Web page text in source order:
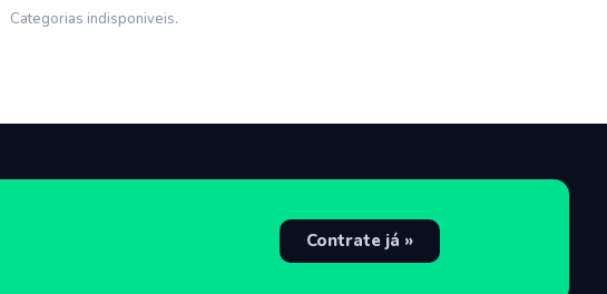
Categorias indisponiveis.
Contrate já »